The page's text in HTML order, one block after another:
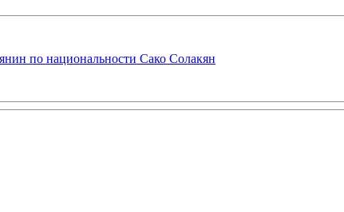
по национальности Сако Солакян